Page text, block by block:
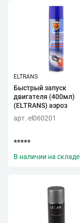
ELTRANS
Быстрый запуск
двигателя (400мл)
(ELTRANS) аэроз
арт. el060201
*****
В наличии на складе